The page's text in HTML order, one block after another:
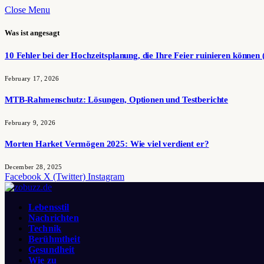
Close Menu
Was ist angesagt
10 Fehler bei der Hochzeitsplanung, die Ihre Feier ruinieren können
February 17, 2026
MTB-Rahmenschutz: Lösungen, Optionen und Testberichte
February 9, 2026
Morten Harket Vermögen 2025: Wie viel verdient er?
December 28, 2025
Facebook X (Twitter) Instagram
Lebensstil
Nachrichten
Technik
Berühmtheit
Gesundheit
Wie zu